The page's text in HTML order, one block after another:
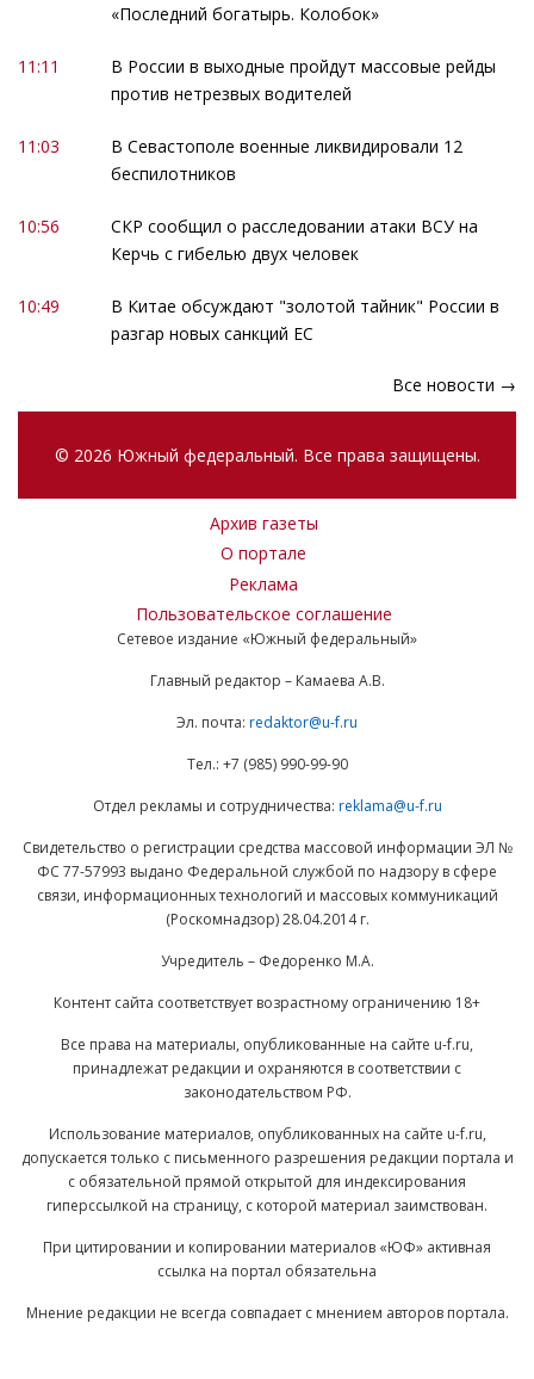
«Последний богатырь. Колобок»
11:11
В России в выходные пройдут массовые рейды
против нетрезвых водителей
11:03
В Севастополе военные ликвидировали 12
беспилотников
10:56
СКР сообщил о расследовании атаки ВСУ на
Керчь с гибелью двух человек
10:49
В Китае обсуждают "золотой тайник" России в
разгар новых санкций ЕС
Все новости →
© 2026 Южный федеральный. Все права защищены.
Архив газеты
О портале
Реклама
Пользовательское соглашение
Сетевое издание «Южный федеральный»
Главный редактор – Камаева А.В.
Эл. почта: redaktor@u-f.ru
Тел.: +7 (985) 990-99-90
Отдел рекламы и сотрудничества: reklama@u-f.ru
Свидетельство о регистрации средства массовой информации ЭЛ №
ФС 77-57993 выдано Федеральной службой по надзору в сфере
связи, информационных технологий и массовых коммуникаций
(Роскомнадзор) 28.04.2014 г.
Учредитель – Федоренко М.А.
Контент сайта соответствует возрастному ограничению 18+
Все права на материалы, опубликованные на сайте u-f.ru,
принадлежат редакции и охраняются в соответствии с
законодательством РФ.
Использование материалов, опубликованных на сайте u-f.ru,
допускается только с письменного разрешения редакции портала и
с обязательной прямой открытой для индексирования
гиперссылкой на страницу, с которой материал заимствован.
При цитировании и копировании материалов «ЮФ» активная
ссылка на портал обязательна
Мнение редакции не всегда совпадает с мнением авторов портала.